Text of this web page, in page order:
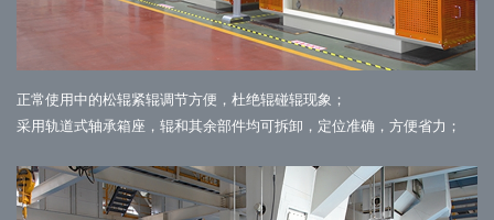
正常使用中的松辊紧辊调节方便，杜绝辊碰辊现象；
采用轨道式轴承箱座，辊和其余部件均可拆卸，定位准确，方便省力；